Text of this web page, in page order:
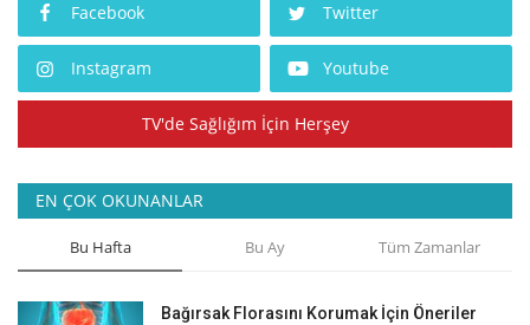
Facebook Twitter
Instagram Youtube
TV'de Sağlığım İçin Herşey
EN ÇOK OKUNANLAR
Bu Hafta Bu Ay Tüm Zamanlar
Bağırsak Florasını Korumak İçin Öneriler